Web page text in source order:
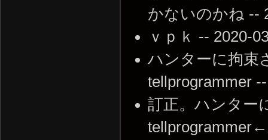
かないのかね --
ｖｐｋ -- 2020-
ハンターに拘束
tellprogrammer
訂正。ハンター